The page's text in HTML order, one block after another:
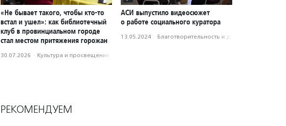
«Не бывает такого, чтобы кто-то
встал и ушел»: как библиотечный
клуб в провинциальном городе
стал местом притяжения горожан
30.07.2026 · Культура и просвещение
АСИ выпустило видеосюжет
о работе социального куратора
13.05.2024 · Благотвори­тель­ность и доброволь­чест­во
РЕКОМЕНДУЕМ